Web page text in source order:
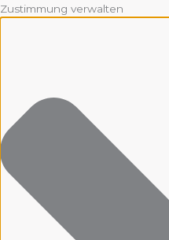
Zustimmung verwalten